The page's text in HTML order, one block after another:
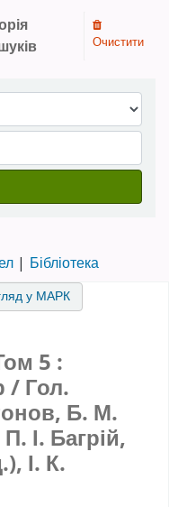
каталог
Очистити
Бібліотека
у МАРК
5 :
/ Гол.
Б. М.
І. Багрій,
І. К.